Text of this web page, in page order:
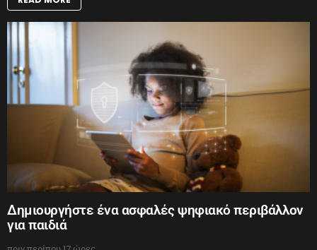
Δημιουργήστε ένα ασφαλές ψηφιακό περιβάλλον
για παιδιά